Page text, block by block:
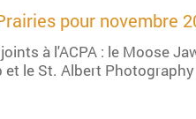
pour novembre
à l'ACPA : le Moose
et le St. Albert